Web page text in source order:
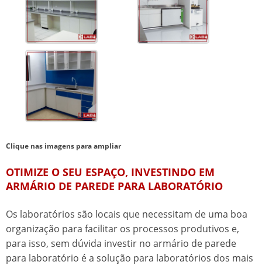
Clique nas imagens para ampliar
OTIMIZE O SEU ESPAÇO, INVESTINDO EM
ARMÁRIO DE PAREDE PARA LABORATÓRIO
Os laboratórios são locais que necessitam de uma boa
organização para facilitar os processos produtivos e,
para isso, sem dúvida investir no armário de parede
para laboratório é a solução para laboratórios dos mais